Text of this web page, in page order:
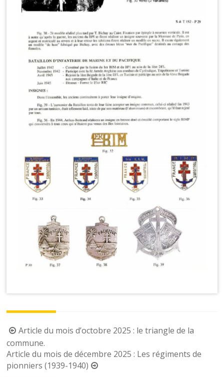
Post
navigation
Article du mois d’octobre 2025 : le triangle de la
commune.
Article du mois de décembre 2025 : Les régiments de
pionniers (1939-1940)